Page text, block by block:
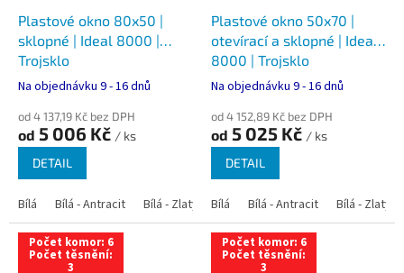
Plastové okno 80x50 |
sklopné | Ideal 8000 |
Trojsklo
Na objednávku 9 - 16 dnů
od 4 137,19 Kč bez DPH
od 5 006 Kč / ks
DETAIL
Bílá Bílá - Antracit Bílá - Zlatý dub Bílá - Tmavý dub Bílá -
Plastové okno 50x70 |
otevírací a sklopné | Ideal
8000 | Trojsklo
Na objednávku 9 - 16 dnů
od 4 152,89 Kč bez DPH
od 5 025 Kč / ks
DETAIL
Bílá Bílá - Antracit Bílá - Zlatý
Počet komor: 6
Počet těsnění:
3
Počet komor: 6
Počet těsnění:
3